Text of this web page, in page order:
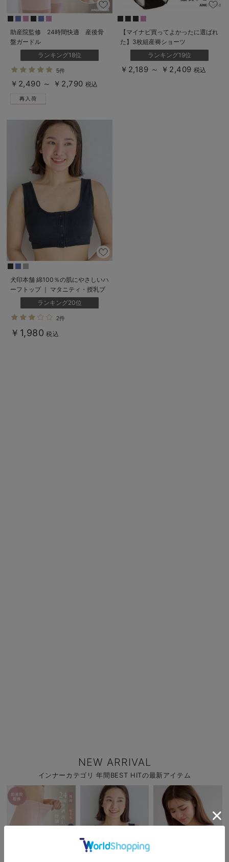
助産院監修 24時間快適 産後骨
盤ガードル
ランキング18位
5件
￥2,490 ～ ￥2,790 税込
【マイナビ買ってよかったに選ばれ
た】3枚組産褥ショーツ
ランキング19位
￥2,189 ～ ￥2,409 税込
犬印本舗 綿100％の肌にやさしいハ
ーフトップ ｜ マタニティ・授乳ブ
ランキング20位
2件
￥1,980 税込
NEW ARRIVAL
インナーカテゴリ 年間BEST HITの最新アイテム